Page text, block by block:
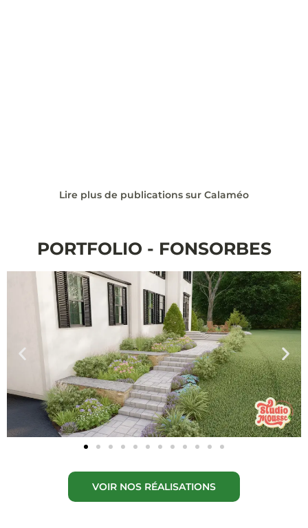
Lire plus de publications sur Calaméo
PORTFOLIO - FONSORBES
VOIR NOS RÉALISATIONS